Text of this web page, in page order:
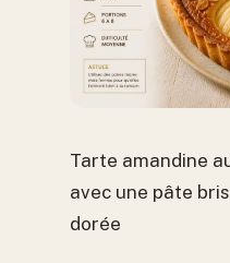
Tarte amandine
avec une pâte
dorée